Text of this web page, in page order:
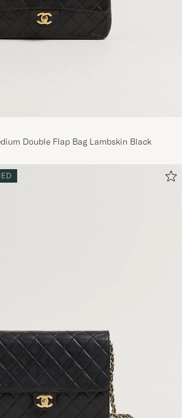
Double Flap Bag Lambskin Black